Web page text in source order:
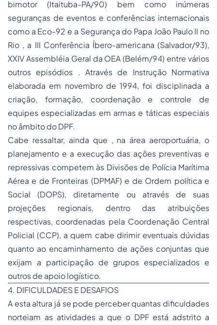
bimotor (Itaituba-PA/90) bem como inúmeras
seguranças de eventos e conferências internacionais
como a Eco-92 e a Segurança do Papa João Paulo II no
Rio , a III Conferência Íbero-americana (Salvador/93),
XXIV Assembléia Geral da OEA (Belém/94) entre vários
outros episódios . Através de Instrução Normativa
elaborada em novembro de 1994, foi disciplinada a
criação, formação, coordenação e controle de
equipes especializadas em armas e táticas especiais
no âmbito do DPF.
Cabe ressaltar, ainda que , na área aeroportuária, o
planejamento e a execução das ações preventivas e
repressivas competem às Divisões de Polícia Marítima
Aérea e de Fronteiras (DPMAF) e de Ordem política e
Social (DOPS), diretamente ou através de suas
projeções regionais, dentro das atribuições
respectivas, coordenadas pela Coordenação Central
Policial (CCP), a quem cabe dirimir eventuais dúvidas
quanto ao encaminhamento de ações conjuntas que
exijam a participação de grupos especializados e
outros de apoio logístico.
4. DIFICULDADES E DESAFIOS
A esta altura já se pode perceber quantas dificuldades
norteiam as atividades a que o DPF está adstrito a